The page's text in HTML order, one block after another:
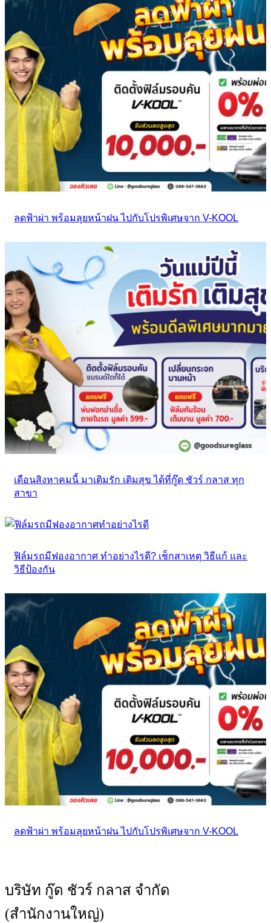
ลดฟ้าผ่า พร้อมลุยหน้าฝน ไปกับโปรพิเศษจาก V-KOOL
เดือนสิงหาคมนี้ มาเติมรัก เติมสุข ได้ที่กู๊ด ชัวร์ กลาส ทุก
สาขา
ฟิล์มรถมีฟองอากาศ ทำอย่างไรดี? เช็กสาเหตุ วิธีแก้ และ
วิธีป้องกัน
ลดฟ้าผ่า พร้อมลุยหน้าฝน ไปกับโปรพิเศษจาก V-KOOL
บริษัท กู๊ด ชัวร์ กลาส จำกัด
(สำนักงานใหญ่)